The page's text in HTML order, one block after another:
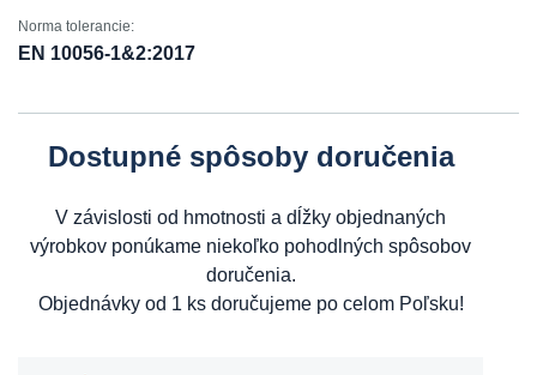
Norma tolerancie:
EN 10056-1&2:2017
Dostupné spôsoby doručenia
V závislosti od hmotnosti a dĺžky objednaných
výrobkov ponúkame niekoľko pohodlných spôsobov
doručenia.
Objednávky od 1 ks doručujeme po celom Poľsku!